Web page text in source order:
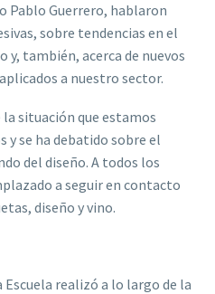
Pablo Guerrero, hablaron
sobre tendencias en el
y, también, acerca de nuevos
a nuestro sector.
situación que estamos
y se ha debatido sobre el
del diseño. A todos los
a seguir en contacto
diseño y vino.
realizó a lo largo de la